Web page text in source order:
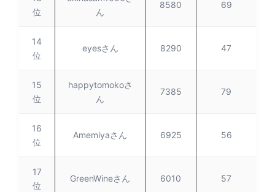
位
ん
8580 69
14
位
eyesさん 8290 47
15
位
happytomokoさ
ん
7385 79
16
位
Amemiyaさん 6925 56
17
位
GreenWineさん 6010 57